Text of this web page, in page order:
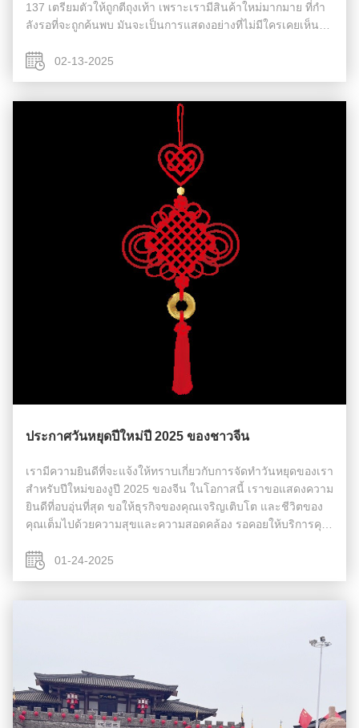
137 เตรียมตัวให้ถูกตีถุงเท้า เพราะเรามีสินค้าใหม่มากมาย ที่กํา
ลังรอที่จะถูกค้นพบ มันจะเป็นการแสดงอย่างที่ไม่มีใครเคยเห็น
02-13-2025
ประกาศวันหยุดปีใหม่ปี 2025 ของชาวจีน
เรามีความยินดีที่จะแจ้งให้ทราบเกี่ยวกับการจัดทําวันหยุดของเรา
สําหรับปีใหม่ของงูปี 2025 ของจีน ในโอกาสนี้ เราขอแสดงความ
ยินดีที่อบอุ่นที่สุด ขอให้ธุรกิจของคุณเจริญเติบโต และชีวิตของ
คุณเต็มไปด้วยความสุขและความสอดคล้อง รอคอยให้บริการคุณ
01-24-2025